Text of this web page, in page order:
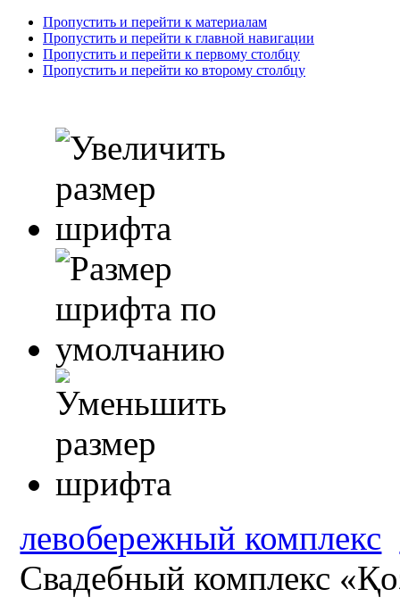
Пропустить и перейти к материалам
Пропустить и перейти к главной навигации
Пропустить и перейти к первому столбцу
Пропустить и перейти ко второму столбцу
левобережный комплекс
Свадебный комплекс